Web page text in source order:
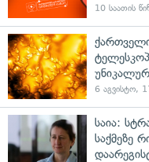
10 საათის
6 აგვისტო,
საია:
საქმეზე